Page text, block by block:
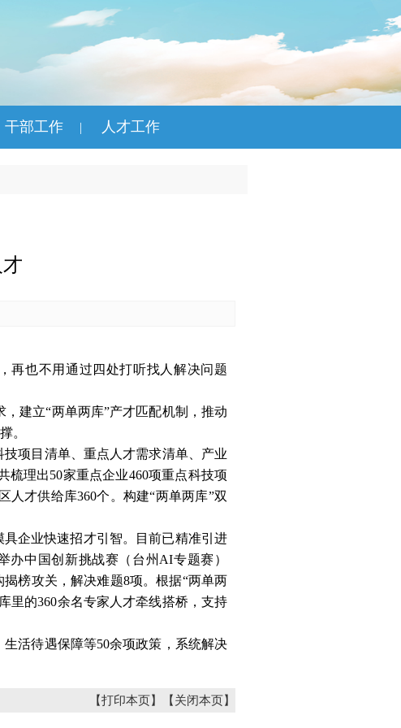
干部工作 | 人才工作
再也不用通过四处打听找人解决问题
建立“两单两库”产才匹配机制，推动
。
项目清单、重点人才需求清单、产业
理出50家重点企业460项重点科技项
人才供给库360个。构建“两单两库”双
企业快速招才引智。目前已精准引进
中国创新挑战赛（台州AI专题赛）
榜攻关，解决难题8项。根据“两单两
里的360余名专家人才牵线搭桥，支持
活待遇保障等50余项政策，系统解决
【打印本页】 【关闭本页】